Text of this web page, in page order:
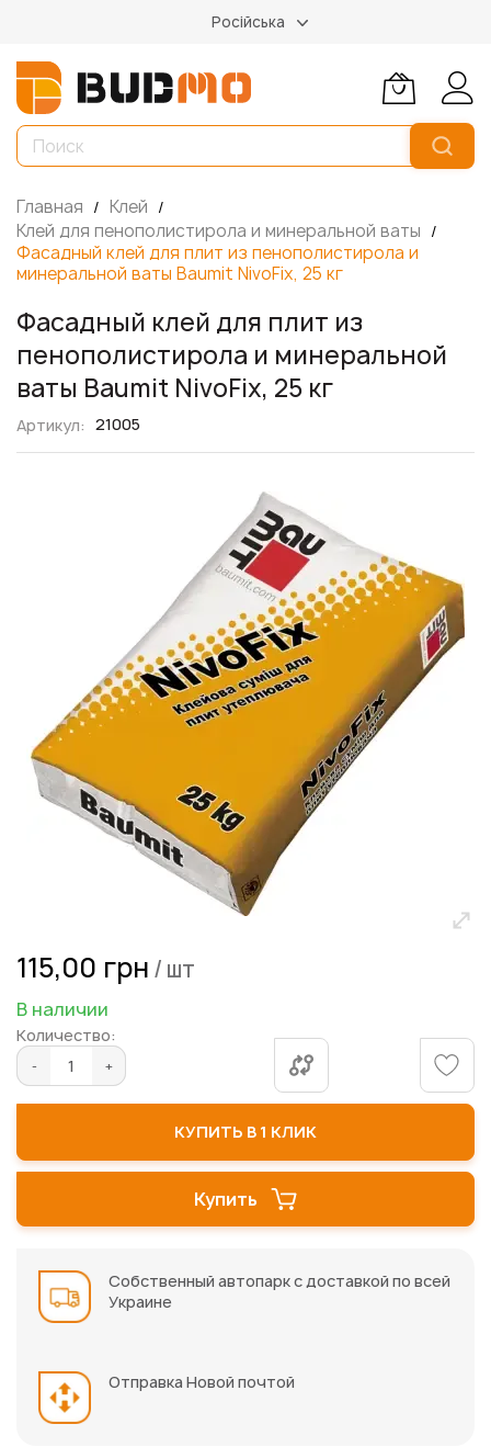
Російська
Главная
Клей
Клей для пенополистирола и минеральной ваты
Фасадный клей для плит из пенополистирола и
минеральной ваты Baumit NivoFix, 25 кг
Фасадный клей для плит из
пенополистирола и минеральной
ваты Baumit NivoFix, 25 кг
Артикул 21005
к
галереи
изображений
115,00 грн / шт
В наличии
Количество:
Купить
КУПИТЬ В 1 КЛИК
Собственный автопарк с доставкой по всей
Украине
Отправка Новой почтой